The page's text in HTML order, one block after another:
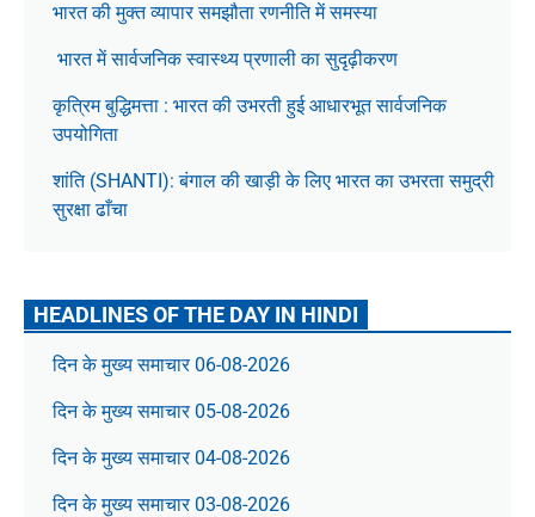
भारत की मुक्त व्यापार समझौता रणनीति में समस्या
भारत में सार्वजनिक स्वास्थ्य प्रणाली का सुदृढ़ीकरण
कृत्रिम बुद्धिमत्ता : भारत की उभरती हुई आधारभूत सार्वजनिक
उपयोगिता
शांति (SHANTI): बंगाल की खाड़ी के लिए भारत का उभरता समुद्री
सुरक्षा ढाँचा
HEADLINES OF THE DAY IN HINDI
दिन के मुख्य समाचार 06-08-2026
दिन के मुख्य समाचार 05-08-2026
दिन के मुख्य समाचार 04-08-2026
दिन के मुख्य समाचार 03-08-2026